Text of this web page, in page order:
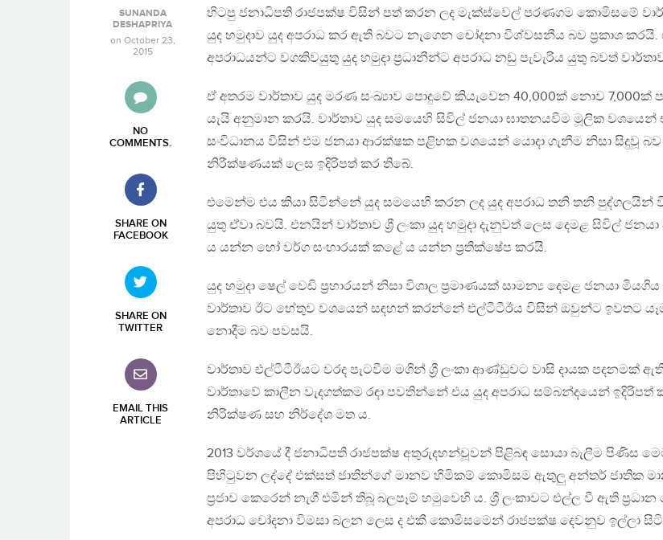
SUNANDA
DESHAPRIYA
on October 23,
2015
NO
COMMENTS.
SHARE ON
FACEBOOK
SHARE ON
TWITTER
EMAIL THIS
ARTICLE
හිටපු ජනාධිපති රාජපක්ෂ විසින් පත් කරන ලද මැක්ස්වෙල් පරණගම කොමිසමේ
යුද හමුදාව යුද අපරාධ කර ඇති බවට නැගෙන චෝදනා විශ්වසනීය බව ප්‍රකාශ
අපරාධයන්ට වගකිවයුතු යුද හමුදා ප්‍රධානීන්ට අපරාධ නඩු පැවැරිය යුතු බවත්
ඒ අතරම වාර්තාව යුද මරණ සංඛ්‍යාව පොදුවේ කියැවෙන 40,000ක් නොව 7,000ක්
යැයි අනුමාන කරයි. වාර්තාව යුද සමයෙහි සිවිල් ජනයා ඝාතනයවීම මූලික වශයෙන්
සංවිධානය විසින් එම ජනයා ආරක්ෂක පළිහක වශයෙන් යොදා ගැනීම නිසා සිදුවූ බව
නිරීක්ෂණයක් ලෙස ඉදිරිපත් කර තිබේ.
එමෙන්ම එය කියා සිටින්නේ යුද සමයෙහි කරන ලද යුද අපරාධ තනි තනි පුද්ගලයින්
යුතු ඒවා බවයි. එනයින් වාර්තාව ශ්‍රී ලංකා යුද හමුදා දැනුවත් ලෙස දෙමළ සිවිල්
ය යන්න හෝ වර්ග සංහාරයක් කළේ ය යන්න ප්‍රතික්ෂේප කරයි.
යුද හමුදා ෂෙල් වෙඩි ප්‍රහාරයන් නිසා විශාල ප්‍රමාණයක් සාමන්‍ය දෙමළ ජනයා
වාර්තාව ඊට හේතුව වශයෙන් සඳහන් කරන්නේ එල්ටීටීඊය විසින් ඔවුන්ට ඉවතට
නොදීම බව පවසයි.
වාර්තාව එල්ටීටීඊයට වරද පැටවීම මගින් ශ්‍රී ලංකා ආණ්ඩුවට වාසි දායක පදනමක්
වාර්තාවේ කාලීන වැදගත්කම රඳා පවතින්නේ එය යුද අපරාධ සම්බන්දයෙන් ඉදිරිපත්
නිරික්ෂණ සහ නිර්දේශ මත ය.
2013 වර්ශයේ දී ජනාධිපති රාජපක්ෂ අතුරුදහන්වූවන් පිළිබඳ සොයා බැලීම පිණිස
පිහිටුවන ලද්දේ එක්සත් ජාතින්ගේ මානව හිමිකම් කොමිසම ඇතුලු අන්තර් ජාතික
ප්‍රජාව කෙරෙන් නැගී එමින් තිබූ බලපෑම් හමුවෙහි ය. ශ්‍රී ලංකාවට එල්ල වී ඇති ප්‍රධාන
අපරාධ චෝදනා විමසා බලන ලෙස ද එකී කොමිසමෙන් රාජපක්ෂ දෙවනුව ඉල්ලා